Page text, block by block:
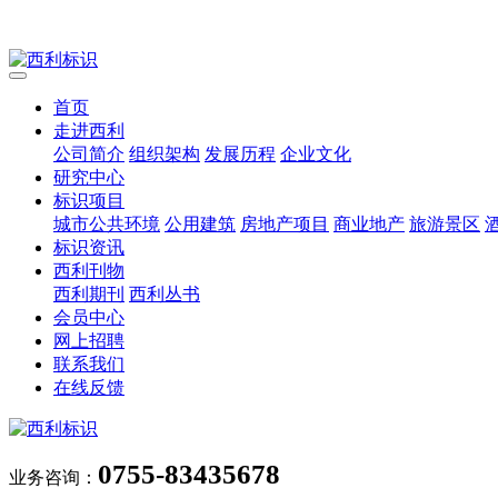
首页
走进西利
公司简介 组织架构 发展历程 企业文化
研究中心
标识项目
城市公共环境 公用建筑 房地产项目 商业地产 旅游景区
标识资讯
西利刊物
西利期刊 西利丛书
会员中心
网上招聘
联系我们
在线反馈
业务咨询： 0755-83435678